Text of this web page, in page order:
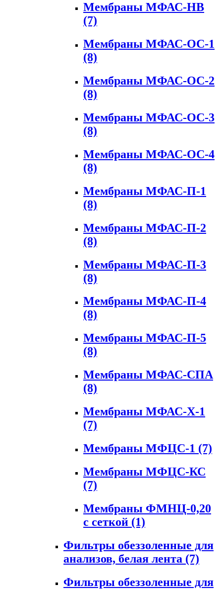
Мембраны МФАС-НВ
(7)
Мембраны МФАС-ОС-1
(8)
Мембраны МФАС-ОС-2
(8)
Мембраны МФАС-ОС-3
(8)
Мембраны МФАС-ОС-4
(8)
Мембраны МФАС-П-1
(8)
Мембраны МФАС-П-2
(8)
Мембраны МФАС-П-3
(8)
Мембраны МФАС-П-4
(8)
Мембраны МФАС-П-5
(8)
Мембраны МФАС-СПА
(8)
Мембраны МФАС-Х-1
(7)
Мембраны МФЦС-1 (7)
Мембраны МФЦС-КС
(7)
Мембраны ФМНЦ-0,20
с сеткой (1)
Фильтры обеззоленные для
анализов, белая лента (7)
Фильтры обеззоленные для